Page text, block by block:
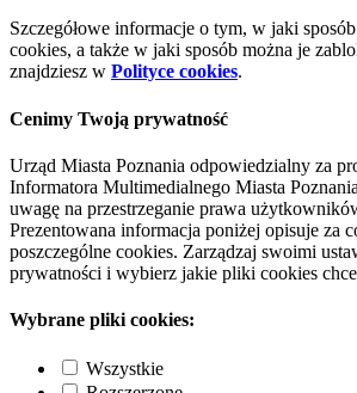
Szczegółowe informacje o tym, w jaki
cookies, a także w jaki sposób można je
znajdziesz w Polityce cookies.
Cenimy Twoją prywatność
Urząd Miasta Poznania odpowiedzialny za
Informatora Multimedialnego Miasta
uwagę na przestrzeganie prawa
Prezentowana informacja poniżej opisuje za
poszczególne cookies. Zarządzaj swoimi
prywatności i wybierz jakie pliki cookies
Wybrane pliki cookies:
Wszystkie